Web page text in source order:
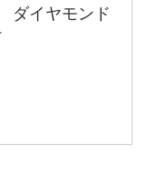
ダイヤモンド